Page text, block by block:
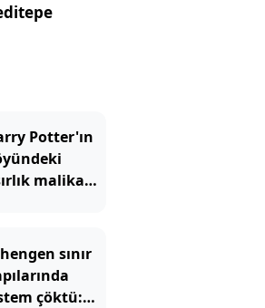
Potter'ın
malikane
sınır
çöktü: